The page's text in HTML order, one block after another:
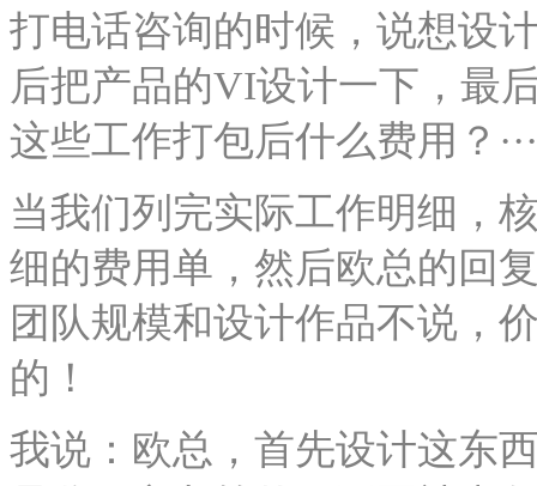
打电话咨询的时候，说想设
后把产品的VI设计一下，最
这些工作打包后什么费用？···
当我们列完实际工作明细，
细的费用单，然后欧总的回
团队规模和设计作品不说，
的！
我说：欧总，首先设计这东